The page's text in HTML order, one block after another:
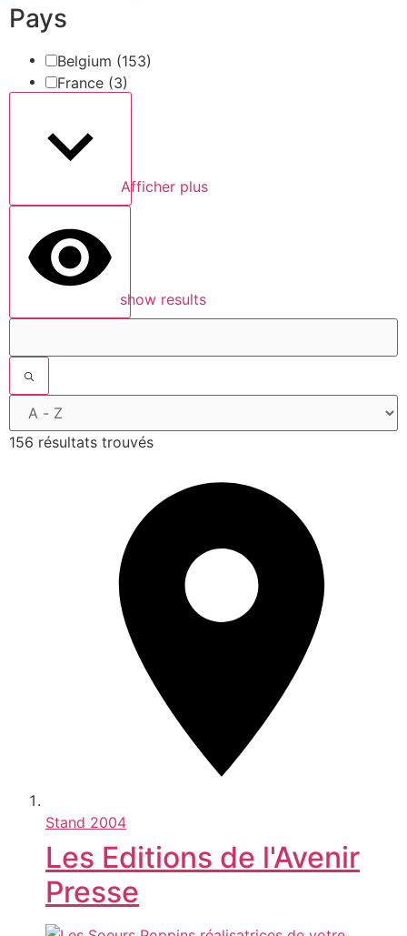
Pays
Belgium (153)
France (3)
Afficher plus
show results
156 résultats trouvés
Stand 2004
Les Editions de l'Avenir
Presse